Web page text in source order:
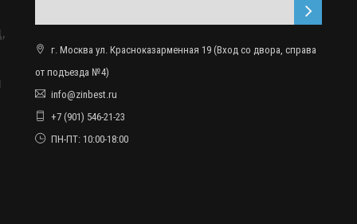
г. Москва ул. Красноказарменная 19 (Вход со двора, справа
от подъезда №4)
info@zinbest.ru
+7 (901) 546-21-23
ПН-ПТ: 10:00-18:00